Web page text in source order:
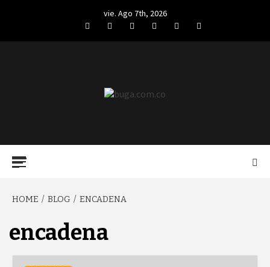
vie. Ago 7th, 2026
FacebookTwitterLinkedIn
VK YouTubeInstagram
HOME BLOG ENCADENA
encadena